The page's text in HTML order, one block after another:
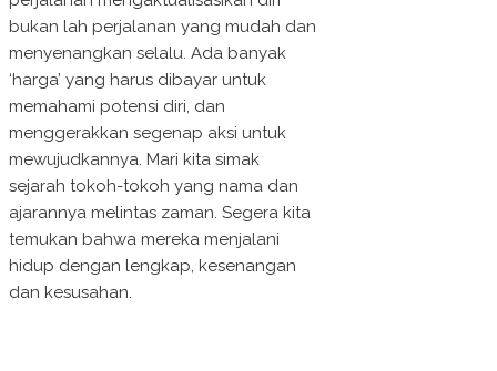
bukan lah perjalanan yang mudah dan
menyenangkan selalu. Ada banyak
‘harga’ yang harus dibayar untuk
memahami potensi diri, dan
menggerakkan segenap aksi untuk
mewujudkannya. Mari kita simak
sejarah tokoh-tokoh yang nama dan
ajarannya melintas zaman. Segera kita
temukan bahwa mereka menjalani
hidup dengan lengkap, kesenangan
dan kesusahan.